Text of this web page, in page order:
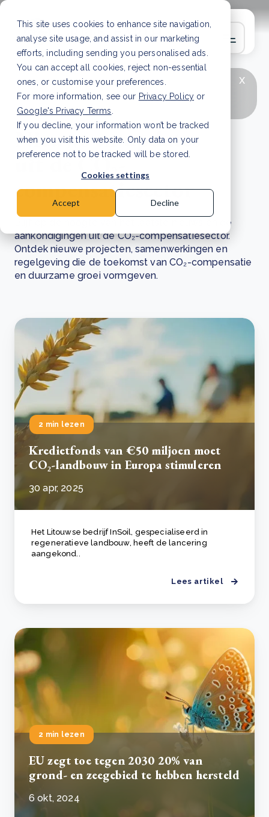
This site uses cookies to enhance site navigation,
analyse site usage, and assist in our marketing
efforts, including sending you personalised ads.
You can accept all cookies, reject non-essential
ones, or customise your preferences.
For more information, see our Privacy Policy or
Google's Privacy Terms
If you decline, your information won’t be tracked
when you visit this website. Only data on your
preference not to be tracked will be stored.
Cookies settings
Accept Decline
x
LAATSTE ARTIKEL
CSRD en uw positie als
leverancier: wat verandert er in 2026?Lees
artikel
Nieuws en updates
uit de CO₂-
compensatiesector
Blijf op de hoogte van het laatste nieuws en de
aankondigingen uit de CO₂-compensatiesector.
Ontdek nieuwe projecten, samenwerkingen en
regelgeving die de toekomst van CO₂-compensatie
en duurzame groei vormgeven.
2 min lezen
Kredietfonds van €50 miljoen moet
CO₂-landbouw in Europa stimuleren
30 apr, 2025
Het Litouwse bedrijf InSoil, gespecialiseerd in
regeneratieve landbouw, heeft de lancering
aangekond..
Lees artikel
2 min lezen
EU zegt toe tegen 2030 20% van
grond- en zeegebied te hebben hersteld
6 okt, 2024